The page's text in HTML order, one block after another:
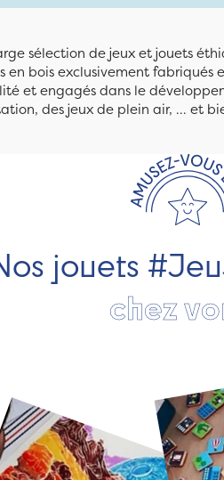
sélection de jeux et jouets
bois exclusivement fabriqués
et engagés dans le
des jeux de plein air, ... et
jouets
chez